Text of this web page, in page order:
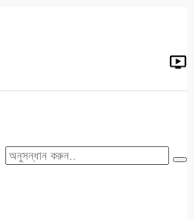
খেলাধুলা জাতীয় যশোর